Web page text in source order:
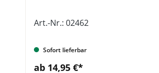
Art.-Nr.: 02462
Sofort lieferbar
ab 14,95 €*